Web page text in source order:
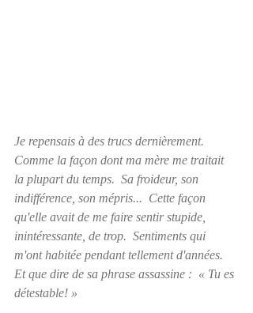
Je repensais à des trucs dernièrement.
Comme la façon dont ma mère me traitait
la plupart du temps.  Sa froideur, son
indifférence, son mépris...  Cette façon
qu'elle avait de me faire sentir stupide,
inintéressante, de trop.  Sentiments qui
m'ont habitée pendant tellement d'années.
Et que dire de sa phrase assassine :  « Tu es
détestable! »